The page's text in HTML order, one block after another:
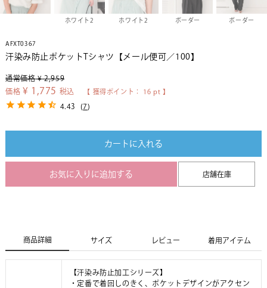
ホワイト2 ホワイト2 ボーダー ボーダー
AFXT0367
汗染み防止ポケットTシャツ【メール便可／100】
通常価格 ¥ 2,959
価格 ¥ 1,775 税込 【 獲得ポイント： 16 pt 】
4.43 (7)
カートに入れる
お気に入りに追加する 店舗在庫
商品詳細 サイズ レビュー 着用アイテム
【汗染み防止加工シリーズ】
・定番で着回しのきく、ポケットデザインがアクセン